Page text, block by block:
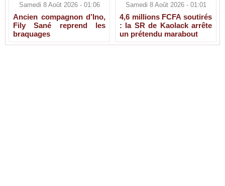
Samedi 8 Août 2026 - 01:06
Ancien compagnon d’Ino,
Fily Sané reprend les
braquages
Samedi 8 Août 2026 - 01:01
4,6 millions FCFA soutirés
: la SR de Kaolack arrête
un prétendu marabout